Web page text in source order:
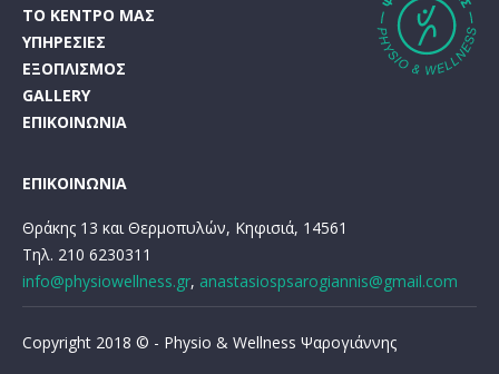
ΤΟ ΚΕΝΤΡΟ ΜΑΣ
ΥΠΗΡΕΣΙΕΣ
ΕΞΟΠΛΙΣΜΟΣ
GALLERY
ΕΠΙΚΟΙΝΩΝΙΑ
ΕΠΙΚΟΙΝΩΝΙΑ
Θράκης 13 και Θερμοπυλών, Κηφισιά, 14561
Τηλ. 210 6230311
info@physiowellness.gr, anastasiospsarogiannis@gmail.com
Copyright 2018 © - Physio & Wellness Ψαρογιάννης